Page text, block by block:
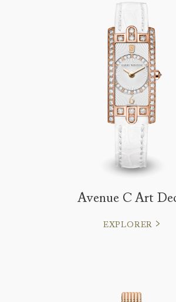
Avenue C Art
EXPLORER